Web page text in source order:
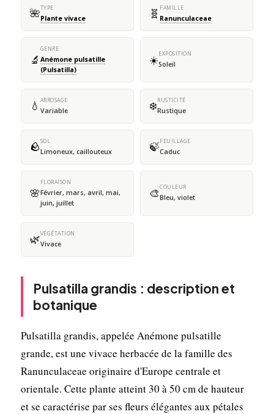
🌺TYPE
Plante vivace 🧬 FAMILLE
Ranunculaceae
🔬
GENRE
Anémone pulsatille
(Pulsatilla)
☀️EXPOSITION
Soleil
💧 ARROSAGE
Variable ❄️RUSTICITÉ
Rustique
🪨SOL
Limoneux, caillouteux 🍃FEUILLAGE
Caduc
🌸
FLORAISON
Février, mars, avril, mai,
juin, juillet
🎨COULEUR
Bleu, violet
🌿VÉGÉTATION
Vivace
Pulsatilla grandis : description et
botanique
Pulsatilla grandis, appelée Anémone pulsatille
grande, est une vivace herbacée de la famille des
Ranunculaceae originaire d'Europe centrale et
orientale. Cette plante atteint 30 à 50 cm de hauteur
et se caractérise par ses fleurs élégantes aux pétales